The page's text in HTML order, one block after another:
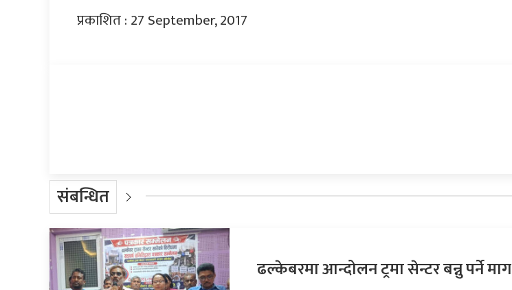
प्रकाशित : 27 September, 2017
संबन्धित
ढल्केबरमा आन्दोलन ट्रमा सेन्टर बन्नु पर्ने माग